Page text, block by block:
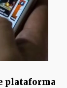
plataforma